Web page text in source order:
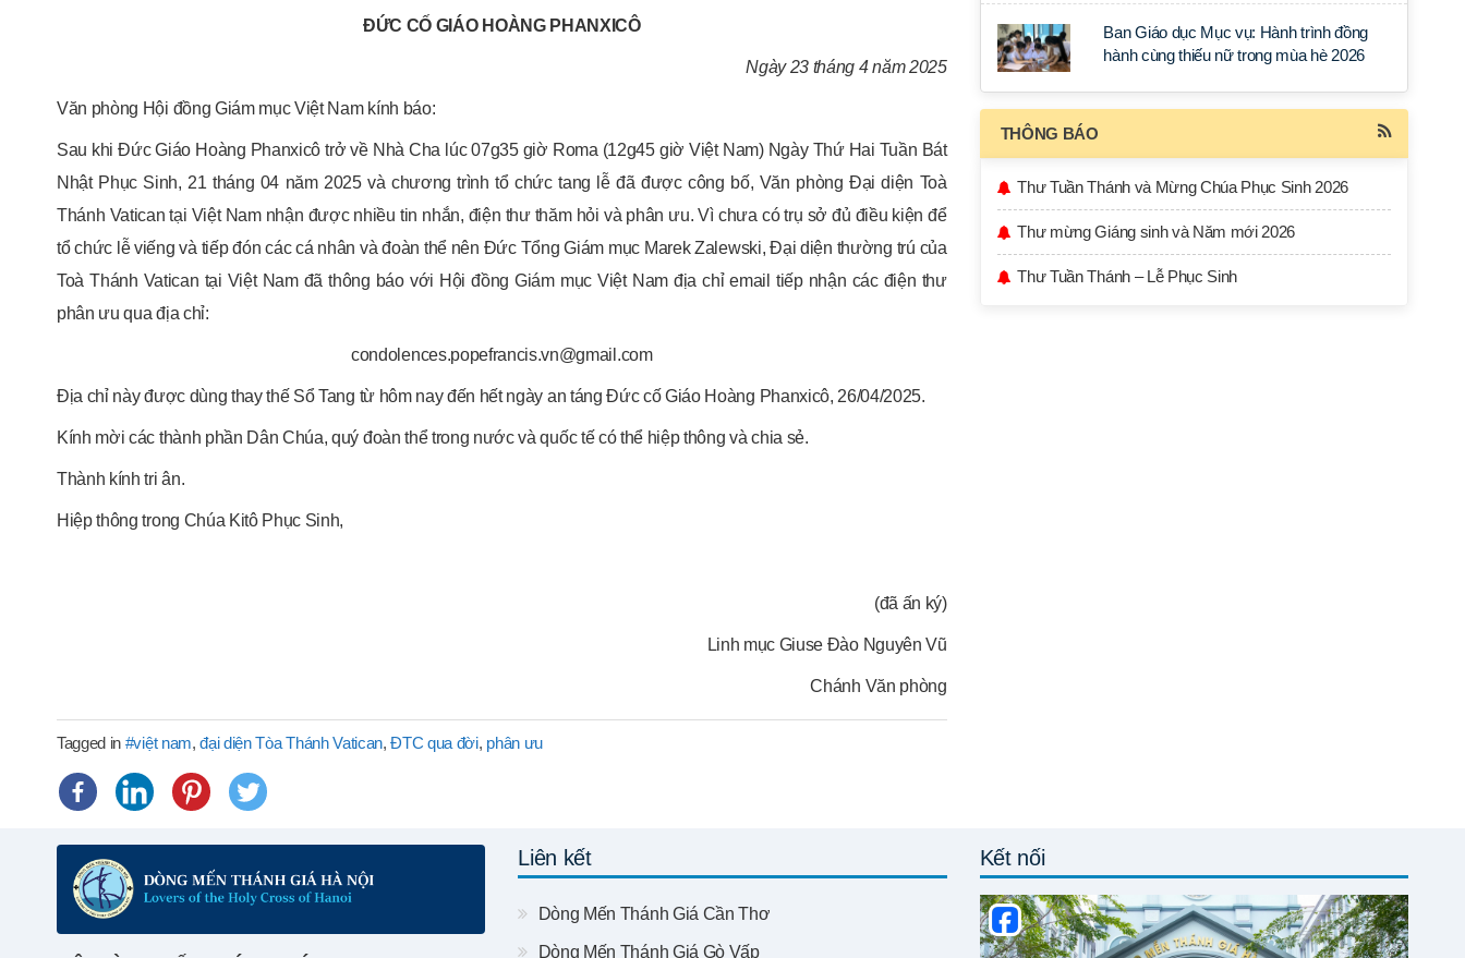
ĐỨC CỐ GIÁO HOÀNG PHANXICÔ
Ngày 23 tháng 4 năm 2025
Văn phòng Hội đồng Giám mục Việt Nam kính báo:
Sau khi Đức Giáo Hoàng Phanxicô trở về Nhà Cha lúc 07g35 giờ Roma (12g45 giờ Việt Nam) Ngày Thứ Hai Tuần Bát
Nhật Phục Sinh, 21 tháng 04 năm 2025 và chương trình tổ chức tang lễ đã được công bố, Văn phòng Đại diện Toà
Thánh Vatican tại Việt Nam nhận được nhiều tin nhắn, điện thư thăm hỏi và phân ưu. Vì chưa có trụ sở đủ điều kiện để
tổ chức lễ viếng và tiếp đón các cá nhân và đoàn thể nên Đức Tổng Giám mục Marek Zalewski, Đại diện thường trú của
Toà Thánh Vatican tại Việt Nam đã thông báo với Hội đồng Giám mục Việt Nam địa chỉ email tiếp nhận các điện thư
phân ưu qua địa chỉ:
condolences.popefrancis.vn@gmail.com
Địa chỉ này được dùng thay thế Sổ Tang từ hôm nay đến hết ngày an táng Đức cố Giáo Hoàng Phanxicô, 26/04/2025.
Kính mời các thành phần Dân Chúa, quý đoàn thể trong nước và quốc tế có thể hiệp thông và chia sẻ.
Thành kính tri ân.
Hiệp thông trong Chúa Kitô Phục Sinh,
(đã ấn ký)
Linh mục Giuse Đào Nguyên Vũ
Chánh Văn phòng
Tagged in #việt nam,đại diện Tòa Thánh Vatican,ĐTC qua đời, phân ưu
Ban Giáo dục Mục vụ: Hành trình đồng
hành cùng thiếu nữ trong mùa hè 2026
THÔNG BÁO
Thư Tuần Thánh và Mừng Chúa Phục Sinh 2026
Thư mừng Giáng sinh và Năm mới 2026
Thư Tuần Thánh – Lễ Phục Sinh
Liên kết
Dòng Mến Thánh Giá Cần Thơ
Dòng Mến Thánh Giá Gò Vấp
Kết nối